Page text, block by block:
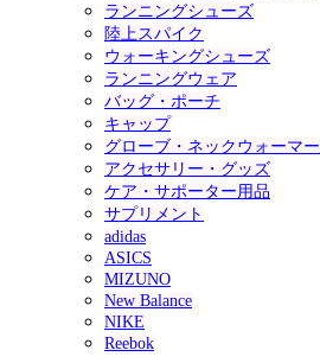
ランニングシューズ
陸上スパイク
ウォーキングシューズ
ランニングウェア
バッグ・ポーチ
キャップ
グローブ・ネックウォーマー
アクセサリー・グッズ
ケア・サポーター用品
サプリメント
adidas
ASICS
MIZUNO
New Balance
NIKE
Reebok